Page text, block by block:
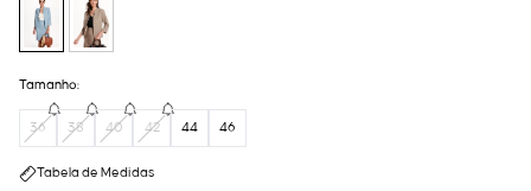
Tamanho:
36 38 40 42 44 46
Tabela de Medidas